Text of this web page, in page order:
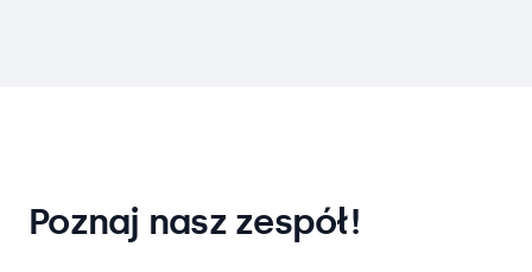
Poznaj nasz zespół!